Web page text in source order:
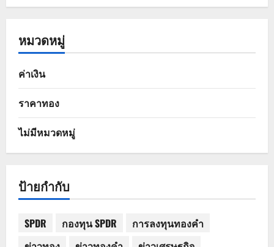
หมวดหมู่
ค่าเงิน
ราคาทอง
ไม่มีหมวดหมู่
ป้ายกำกับ
SPDR กองทุน SPDR
การลงทุนทองคำ